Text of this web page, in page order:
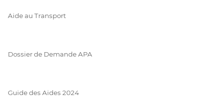
Aide au Transport
Dossier de Demande APA
Guide des Aides 2024